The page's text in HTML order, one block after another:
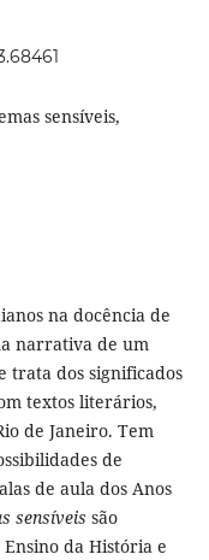
sensíveis,
na docência de
narrativa de um
trata dos significados
textos literários,
de Janeiro. Tem
de
de aula dos Anos
sensíveis são
da História e